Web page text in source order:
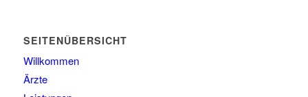
SEITENÜBERSICHT
Willkommen
Ärzte